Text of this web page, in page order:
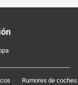
Rumores de coches